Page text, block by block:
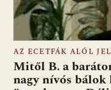
AZ ECETFÁK ALÓL
Mitől B. a
nagy nívós